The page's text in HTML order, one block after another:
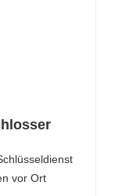
vor Ort